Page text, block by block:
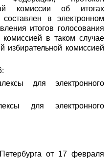
комиссии об итогах
в электронном
итогов голосования
комиссией в таком случае
избирательной комиссией
для электронного
для электронного
от 17 февраля